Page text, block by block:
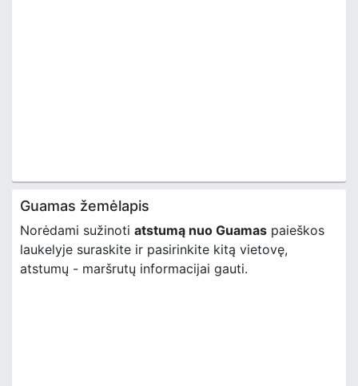
Guamas žemėlapis
Norėdami sužinoti atstumą nuo Guamas paieškos
laukelyje suraskite ir pasirinkite kitą vietovę,
atstumų - maršrutų informacijai gauti.